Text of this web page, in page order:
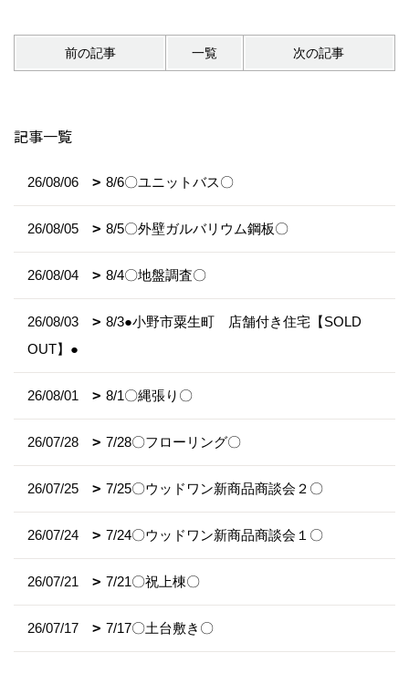
前の記事 一覧 次の記事
記事一覧
26/08/06 8/6〇ユニットバス〇
26/08/05 8/5〇外壁ガルバリウム鋼板〇
26/08/04 8/4〇地盤調査〇
26/08/03
8/3●小野市粟生町 店舗付き住宅【SOLD
OUT】●
26/08/01 8/1〇縄張り〇
26/07/28 7/28〇フローリング〇
26/07/25 7/25〇ウッドワン新商品商談会２〇
26/07/24 7/24〇ウッドワン新商品商談会１〇
26/07/21 7/21〇祝上棟〇
26/07/17 7/17〇土台敷き〇